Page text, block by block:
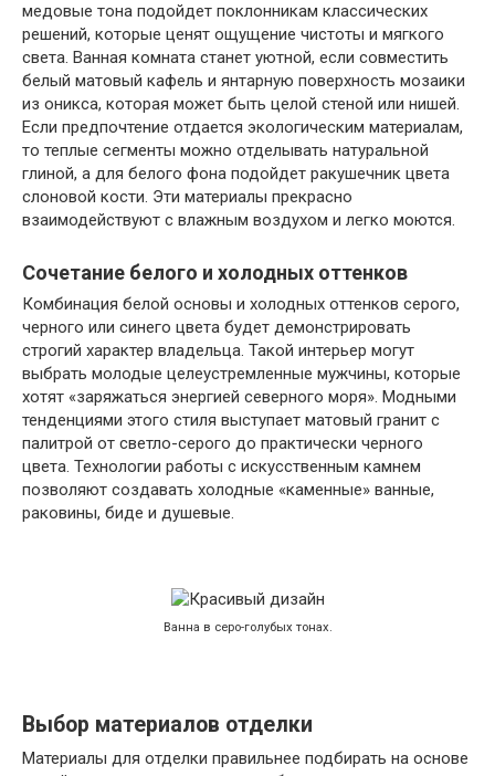
медовые тона подойдет поклонникам классических
решений, которые ценят ощущение чистоты и мягкого
света. Ванная комната станет уютной, если совместить
белый матовый кафель и янтарную поверхность мозаики
из оникса, которая может быть целой стеной или нишей.
Если предпочтение отдается экологическим материалам,
то теплые сегменты можно отделывать натуральной
глиной, а для белого фона подойдет ракушечник цвета
слоновой кости. Эти материалы прекрасно
взаимодействуют с влажным воздухом и легко моются.
Сочетание белого и холодных оттенков
Комбинация белой основы и холодных оттенков серого,
черного или синего цвета будет демонстрировать
строгий характер владельца. Такой интерьер могут
выбрать молодые целеустремленные мужчины, которые
хотят «заряжаться энергией северного моря». Модными
тенденциями этого стиля выступает матовый гранит с
палитрой от светло-серого до практически черного
цвета. Технологии работы с искусственным камнем
позволяют создавать холодные «каменные» ванные,
раковины, биде и душевые.
Ванна в серо-голубых тонах.
Выбор материалов отделки
Материалы для отделки правильнее подбирать на основе